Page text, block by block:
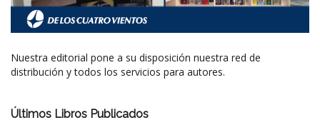
Nuestra editorial pone a su disposición nuestra red de
distribución y todos los servicios para autores.
Últimos Libros Publicados